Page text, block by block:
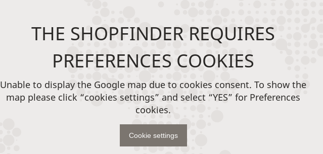
THE SHOPFINDER REQUIRES
PREFERENCES COOKIES
Unable to display the Google map due to cookies consent. To show the
map please click “cookies settings” and select “YES” for Preferences
cookies.
Cookie settings